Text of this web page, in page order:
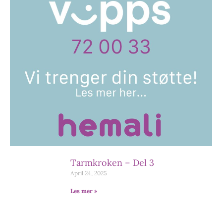
Tarmkroken – Del 3
April 24, 2025
Les mer »